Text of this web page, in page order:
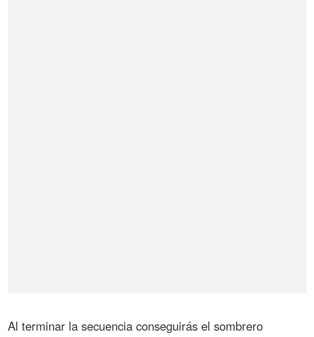
Al terminar la secuencia conseguirás el sombrero